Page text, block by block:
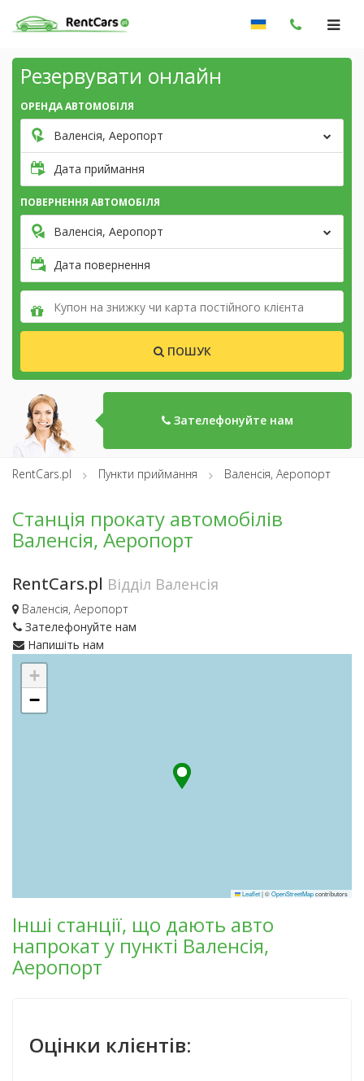
Резервувати онлайн
ОРЕНДА АВТОМОБІЛЯ
Валенсія, Аеропорт
Дата приймання
ПОВЕРНЕННЯ АВТОМОБІЛЯ
Валенсія, Аеропорт
Дата повернення
ПОШУК
Зателефонуйте нам
RentCars.pl Пункти приймання Валенсія, Аеропорт
Станція прокату автомобілів
Валенсія, Аеропорт
RentCars.pl Відділ Валенсія
Валенсія, Аеропорт
Зателефонуйте нам
Напишіть нам
+
−
Leaflet|©OpenStreetMapcontributors
Інші станції, що дають авто
напрокат у пункті Валенсія,
Аеропорт
Оцінки клієнтів: